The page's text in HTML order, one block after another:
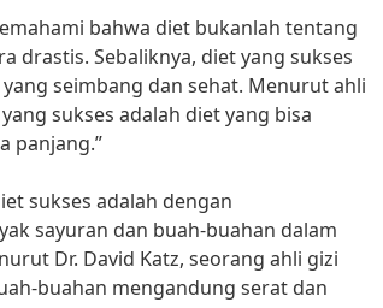
bahwa diet bukanlah tentang
drastis. Sebaliknya, diet yang sukses
seimbang dan sehat. Menurut ahli
sukses adalah diet yang bisa
panjang.”
sukses adalah dengan
sayuran dan buah-buahan dalam
Dr. David Katz, seorang ahli gizi
buahan mengandung serat dan